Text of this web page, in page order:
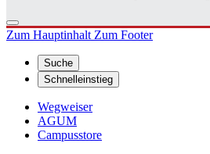
Zum HauptinhaltZum Footer
Suche
Schnelleinstieg
Wegweiser
AGUM
Campusstore